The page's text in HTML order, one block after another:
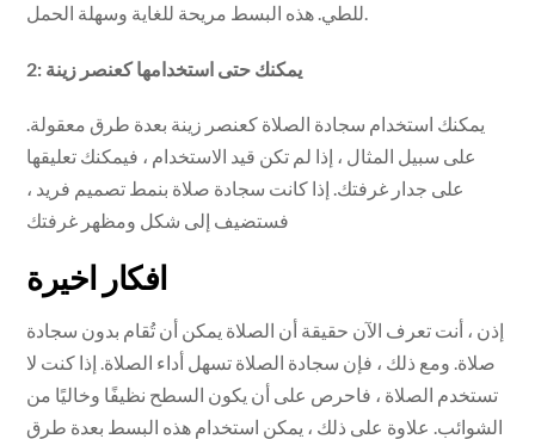
للطي. هذه البسط مريحة للغاية وسهلة الحمل.
2: يمكنك حتى استخدامها كعنصر زينة
يمكنك استخدام سجادة الصلاة كعنصر زينة بعدة طرق معقولة.
على سبيل المثال ، إذا لم تكن قيد الاستخدام ، فيمكنك تعليقها
على جدار غرفتك. إذا كانت سجادة صلاة بنمط تصميم فريد ،
فستضيف إلى شكل ومظهر غرفتك
افكار اخيرة
إذن ، أنت تعرف الآن حقيقة أن الصلاة يمكن أن تُقام بدون سجادة
صلاة. ومع ذلك ، فإن سجادة الصلاة تسهل أداء الصلاة. إذا كنت لا
تستخدم الصلاة ، فاحرص على أن يكون السطح نظيفًا وخاليًا من
الشوائب. علاوة على ذلك ، يمكن استخدام هذه البسط بعدة طرق